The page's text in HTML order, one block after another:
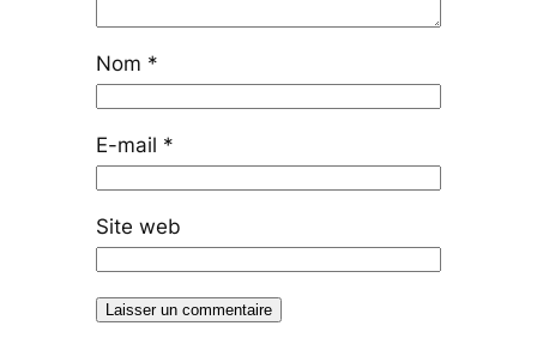
Nom *
E-mail *
Site web